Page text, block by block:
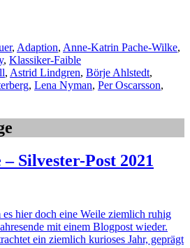
, Adaption, Anne-Katrin Pache-Wilke,
, Klassiker-Faible
, Astrid Lindgren, Börje Ahlstedt,
, Lena Nyman, Per Oscarsson,
Silvester-Post 2021
hier doch eine Weile ziemlich ruhig
mit einem Blogpost wieder.
ein ziemlich kurioses Jahr, geprägt